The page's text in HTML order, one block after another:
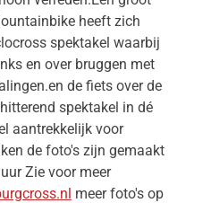
heeft zich
spektakel waarbij
en over bruggen met
de fiets over de
spektakel in dé
aantrekkelijk voor
de foto's zijn gemaakt
Zie voor meer
meer foto's op